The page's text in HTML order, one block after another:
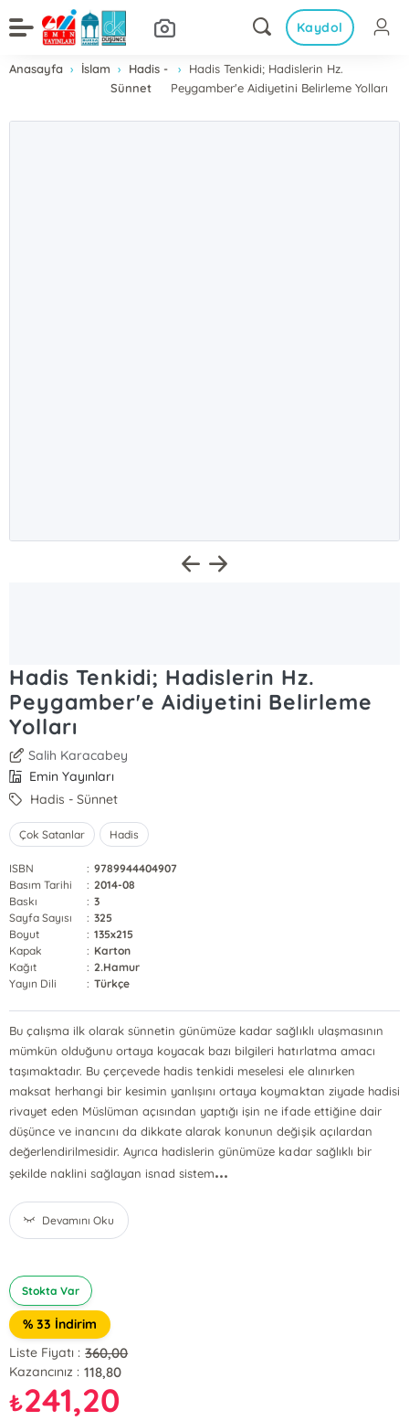
Kaydol
Anasayfa İslam
Hadis -
Sünnet
Hadis Tenkidi; Hadislerin Hz.
Peygamber'e Aidiyetini Belirleme Yolları
Hadis Tenkidi; Hadislerin Hz.
Peygamber'e Aidiyetini Belirleme
Yolları
Salih Karacabey
Emin Yayınları
Hadis - Sünnet
Çok Satanlar Hadis
ISBN : 9789944404907
Basım Tarihi
: 2014-08
Baskı
: 3
Sayfa Sayısı
: 325
Boyut
: 135x215
Kapak
: Karton
Kağıt
: 2.Hamur
Yayın Dili
: Türkçe
Bu çalışma ilk olarak sünnetin günümüze kadar sağlıklı ulaşmasının
mümkün olduğunu ortaya koyacak bazı bilgileri hatırlatma amacı
taşımaktadır. Bu çerçevede hadis tenkidi meselesi ele alınırken
maksat herhangi bir kesimin yanlışını ortaya koymaktan ziyade hadisi
rivayet eden Müslüman açısından yaptığı işin ne ifade ettiğine dair
düşünce ve inancını da dikkate alarak konunun değişik açılardan
değerlendirilmesidir. Ayrıca hadislerin günümüze kadar sağlıklı bir
şekilde naklini sağlayan isnad sistem...
Devamını Oku
Stokta Var
% 33 İndirim
Liste Fiyatı : 360,00
Kazancınız : 118,80
₺241,20